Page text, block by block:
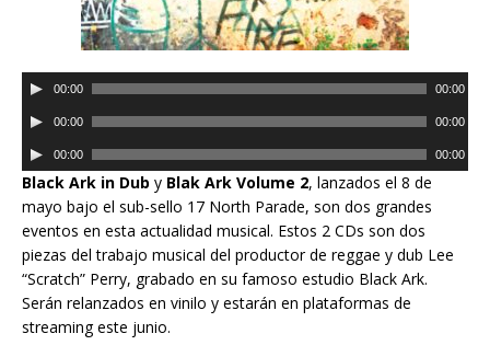
R
o
d
u
c
t
o
r
00:00 00:00
R
r
o
d
u
c
t
o
00:00 00:00
R
e
d
u
00:00 00:00
Black Ark in Dub y Blak Ark Volume 2, lanzados el 8 de
mayo bajo el sub-sello 17 North Parade, son dos grandes
eventos en esta actualidad musical. Estos 2 CDs son dos
piezas del trabajo musical del productor de reggae y dub Lee
“Scratch” Perry, grabado en su famoso estudio Black Ark.
Serán relanzados en vinilo y estarán en plataformas de
streaming este junio.